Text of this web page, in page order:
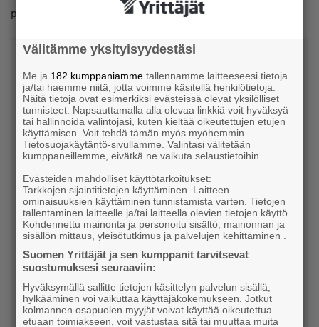
päivällä, on yöunikin parempaa, vakuuttaa hän.
Yrittäjien hyvinvointi-illassa
harjoiteltiin mielen taitoja
Mieti, miten kertoisit yrityksestäsi ja toiminnastasi
kertomatta toimialaa. Mikä siellä on itsellesi ja
Välitämme yksityisyydestäsi
Me ja 182 kumppaniamme tallennamme laitteeseesi tietoja
ja/tai haemme niitä, jotta voimme käsitellä henkilötietoja.
Näitä tietoja ovat esimerkiksi evästeissä olevat yksilölliset
tunnisteet. Napsauttamalla alla olevaa linkkiä voit hyväksyä
tai hallinnoida valintojasi, kuten kieltää oikeutettujen etujen
käyttämisen. Voit tehdä tämän myös myöhemmin
Tietosuojakäytäntö-sivullamme. Valintasi välitetään
kumppaneillemme, eivätkä ne vaikuta selaustietoihin.
Evästeiden mahdolliset käyttötarkoitukset:
Tarkkojen sijaintitietojen käyttäminen. Laitteen
ominaisuuksien käyttäminen tunnistamista varten. Tietojen
tallentaminen laitteelle ja/tai laitteella olevien tietojen käyttö.
Kohdennettu mainonta ja personoitu sisältö, mainonnan ja
sisällön mittaus, yleisötutkimus ja palvelujen kehittäminen .
Suomen Yrittäjät ja sen kumppanit tarvitsevat
suostumuksesi seuraaviin:
Hyväksymällä sallitte tietojen käsittelyn palvelun sisällä,
hylkääminen voi vaikuttaa käyttäjäkokemukseen. Jotkut
kolmannen osapuolen myyjät voivat käyttää oikeutettua
etuaan toimiakseen, voit vastustaa sitä tai muuttaa muita